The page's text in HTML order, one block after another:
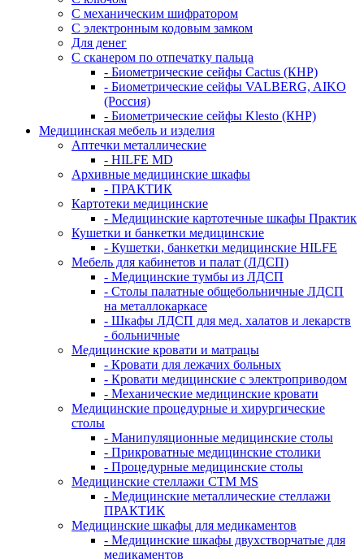
С механическим шифратором
С электронным кодовым замком
Для денег
С сканером по отпечатку пальца
- Биометрические сейфы Cactus (КНР)
- Биометрические сейфы VALBERG, AIKO
(Россия)
- Биометрические сейфы Klesto (КНР)
Медицинская мебель и изделия
Аптечки металлические
- HILFE MD
Архивные медицинские шкафы
- ПРАКТИК
Картотеки медицинские
- Медицинские картотечные шкафы Практик
Кушетки и банкетки медицинские
- Кушетки, банкетки медицинские HILFE
Мебель для кабинетов и палат (ЛДСП)
- Медицинские тумбы из ЛДСП
- Столы палатные общебольничные ЛДСП
на металлокаркасе
- Шкафы ЛДСП для мед. халатов и лекарств
- больничные
Медицинские кровати и матрацы
- Кровати для лежачих больных
- Кровати медицинские с электроприводом
- Механические медицинские кровати
Медицинские процедурные и хирургические
столы
- Манипуляционные медицинские столы
- Прикроватные медицинские столики
- Процедурные медицинские столы
Медицинские стеллажи CTM MS
- Медицинские металлические стеллажи
ПРАКТИК
Медицинские шкафы для медикаментов
- Медицинские шкафы двухстворчатые для
медикаментов